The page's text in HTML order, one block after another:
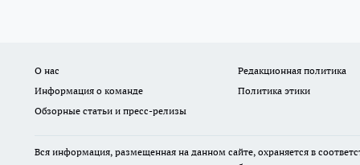
О нас Редакционная политика
Информация о команде
Политика этики
Обзорные статьи и пресс-релизы
Вся информация, размещенная на данном сайте, охраняется в